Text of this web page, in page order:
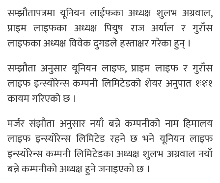
सम्झौतापत्रमा यूनियन लाईफका अध्यक्ष शुलभ अग्रवाल,
प्राइम लाइफका अध्यक्ष पियुष राज अर्याल र गुराँस
लाइफका अध्यक्ष विवेक दुगडले हस्ताक्षर गरेका हुन् ।
सम्झौता अनुसार यूनियन लाइफ, प्राइम लाइफ र गुराँस
लाइफ इन्स्योरेन्स कम्पनी लिमिटेडको शेयर अनुपात १ः१ः१
कायम गरिएको छ ।
मर्जर संझौता अनुसार नयाँ बन्ने कम्पनीको नाम हिमालय
लाइफ इन्स्योरेन्स लिमिटेड रहने छ भने यूनियन लाइफ
इन्स्योरेन्स कम्पनी लिमिटेडका अध्यक्ष शुलभ अग्रवाल नयाँ
बन्ने कम्पनीको अध्यक्ष हुने जनाइएको छ ।